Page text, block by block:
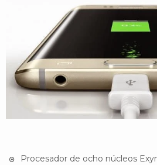
Procesador de ocho núcleos